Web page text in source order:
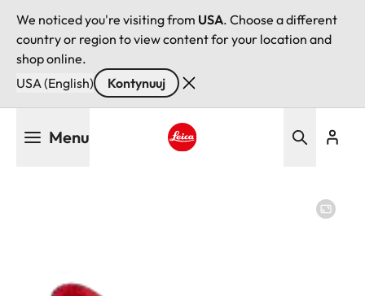
We noticed you're visiting from USA. Choose a different
country or region to view content for your location and
shop online.
USA (English)
Kontynuuj
Menu